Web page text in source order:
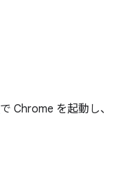
で Chrome を起動し、